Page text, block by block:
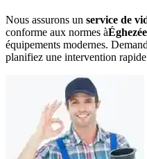
Nous assurons un service de
conforme aux normes àÉghezée
équipements modernes.
planifiez une intervention